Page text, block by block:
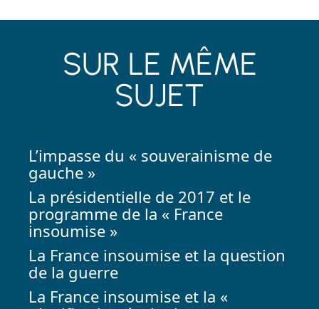
SUR LE MÊME
SUJET
L’impasse du « souverainisme de
gauche »
La présidentielle de 2017 et le
programme de la « France
insoumise »
La France insoumise et la question
de la guerre
La France insoumise et la «